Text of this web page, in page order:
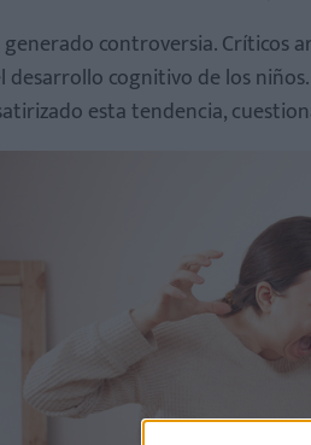
la estética minimalista con
si mi hijo necesita más estímulos
controversia.
desarrollo cognitivo de los
esta tendencia,